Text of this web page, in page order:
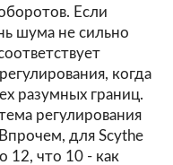
Если
шума не сильно
когда
разумных границ.
регулирования
для Scythe
12, что 10 - как